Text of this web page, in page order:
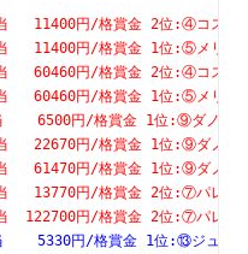
配当   11400円/格賞金 2
当   11400円/格賞金 1
配当   60460円/格賞金 2
当   60460円/格賞金 1
配当    6500円/格賞金 1
当   22670円/格賞金 1
当   61470円/格賞金 1
配当   13770円/格賞金 2
配当  122700円/格賞金
配当    5330円/格賞金 1